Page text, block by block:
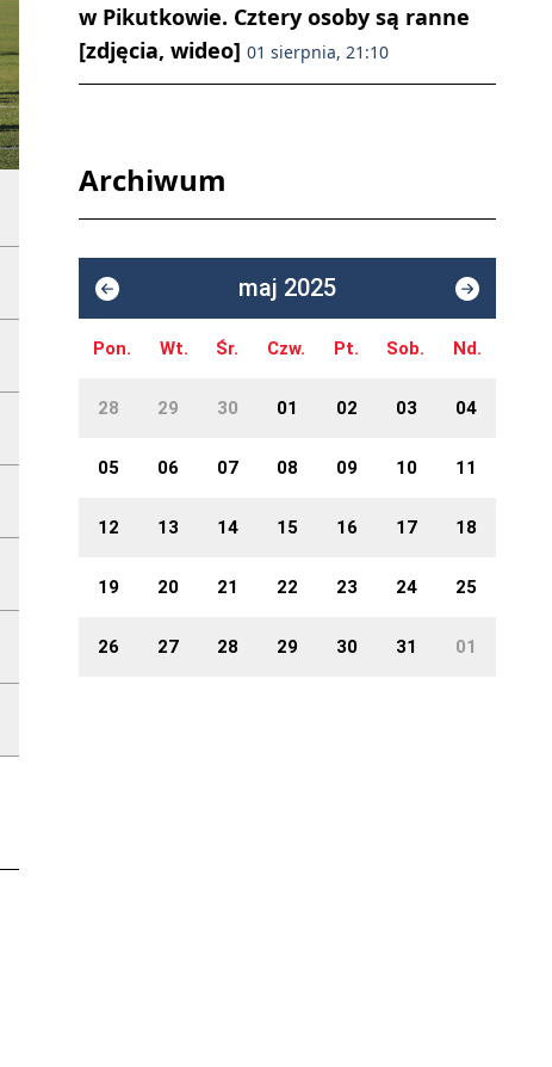
w Pikutkowie. Cztery osoby są ranne
[zdjęcia, wideo] 01 sierpnia, 21:10
Archiwum
maj 2025
Pon. Wt. Śr. Czw. Pt. Sob. Nd.
28 29 30 01 02 03 04
05 06 07 08 09 10 11
12 13 14 15 16 17 18
19 20 21 22 23 24 25
26 27 28 29 30 31 01